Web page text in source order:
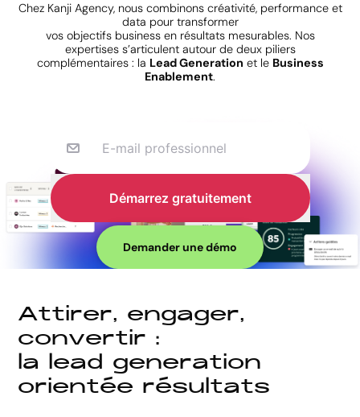
Chez Kanji Agency, nous combinons créativité, performance et
data pour transformer
vos objectifs business en résultats mesurables. Nos
expertises s’articulent autour de deux piliers
complémentaires : la Lead Generation et le Business
Enablement.
E-mail professionnel
Démarrez gratuitement
Demander une démo
Attirer, engager,
convertir :
la lead generation
orientée résultats